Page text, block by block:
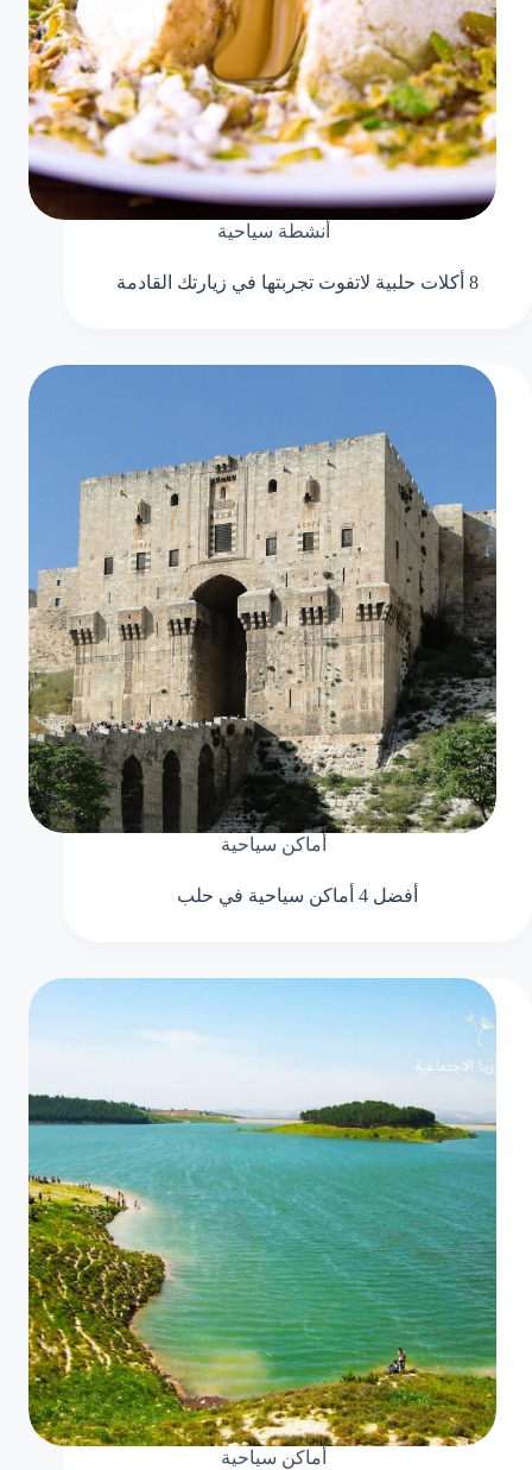
أنشطة سياحية
8 أكلات حلبية لاتفوت تجربتها في زيارتك القادمة
أماكن سياحية
أفضل 4 أماكن سياحية في حلب
أماكن سياحية